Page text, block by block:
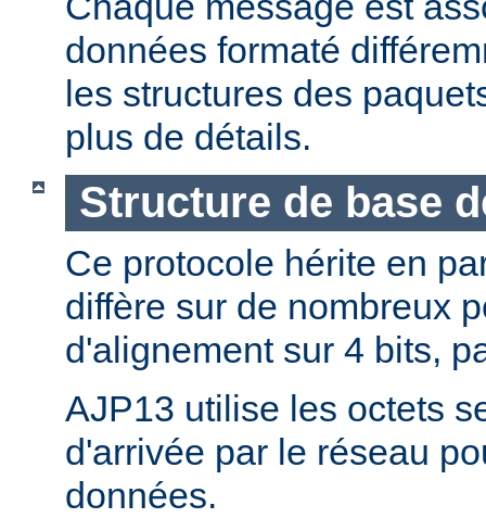
données formaté
les structures des
plus de détails.
Structure de base
Ce protocole hérite en
diffère sur de nombreux
d'alignement sur 4 bits,
AJP13 utilise les octets
d'arrivée par le réseau
données.